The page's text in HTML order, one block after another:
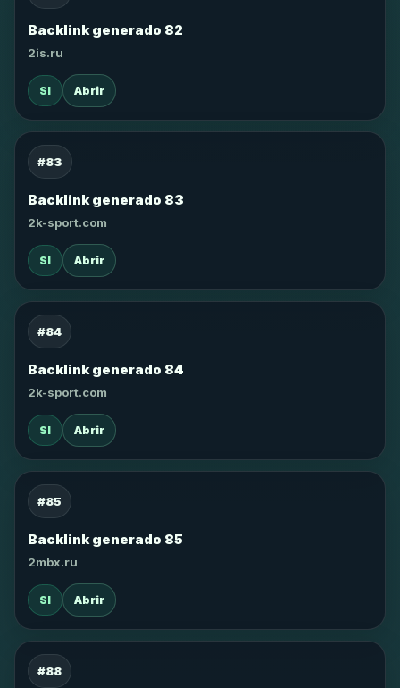
Backlink generado 82
2is.ru
SI Abrir
#83
Backlink generado 83
2k-sport.com
SI Abrir
#84
Backlink generado 84
2k-sport.com
SI Abrir
#85
Backlink generado 85
2mbx.ru
SI Abrir
#88